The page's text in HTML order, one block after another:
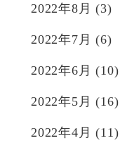
2022年8月 (3)
2022年7月 (6)
2022年6月 (10)
2022年5月 (16)
2022年4月 (11)